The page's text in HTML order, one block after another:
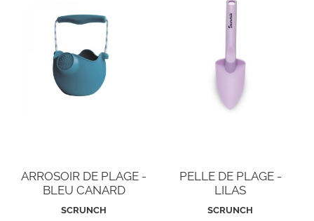
ARROSOIR DE PLAGE -
BLEU CANARD
SCRUNCH
PELLE DE PLAGE -
LILAS
SCRUNCH